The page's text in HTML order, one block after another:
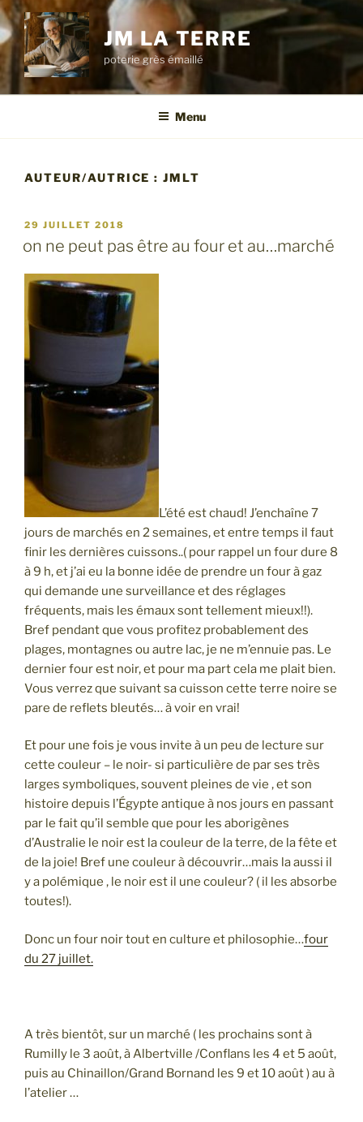
Aller
au
contenu
principal
JM LA TERRE
poterie grès émaillé
Menu
AUTEUR/AUTRICE :JMLT
PUBLIÉ
29 JUILLET 2018
on ne peut pas être au four et au…marché
L’été est chaud! J’enchaîne 7
jours de marchés en 2 semaines, et entre temps il faut
finir les dernières cuissons..( pour rappel un four dure 8
à 9 h, et j’ai eu la bonne idée de prendre un four à gaz
qui demande une surveillance et des réglages
fréquents, mais les émaux sont tellement mieux!!).
Bref pendant que vous profitez probablement des
plages, montagnes ou autre lac, je ne m’ennuie pas. Le
dernier four est noir, et pour ma part cela me plait bien.
Vous verrez que suivant sa cuisson cette terre noire se
pare de reflets bleutés… à voir en vrai!
Et pour une fois je vous invite à un peu de lecture sur
cette couleur – le noir- si particulière de par ses très
larges symboliques, souvent pleines de vie , et son
histoire depuis l’Égypte antique à nos jours en passant
par le fait qu’il semble que pour les aborigènes
d’Australie le noir est la couleur de la terre, de la fête et
de la joie! Bref une couleur à découvrir…mais la aussi il
y a polémique , le noir est il une couleur? ( il les absorbe
toutes!).
Donc un four noir tout en culture et philosophie…four
du 27 juillet.
A très bientôt, sur un marché ( les prochains sont à
Rumilly le 3 août, à Albertville /Conflans les 4 et 5 août,
puis au Chinaillon/Grand Bornand les 9 et 10 août ) au à
l’atelier …